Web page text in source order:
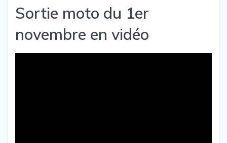
Sortie moto du 1er
novembre en vidéo